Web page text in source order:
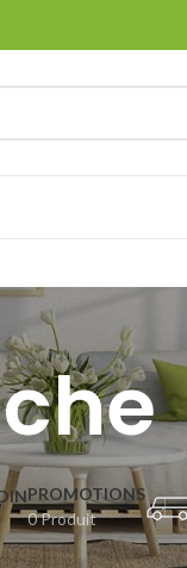
PROMOTIONS
0 Produit